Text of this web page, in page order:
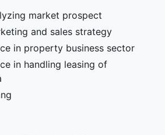
market prospect
and sales strategy
in property business sector
in handling leasing of